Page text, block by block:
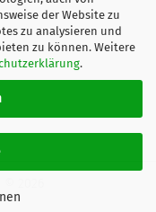
der Website zu
zu analysieren und
zu können. Weitere
.